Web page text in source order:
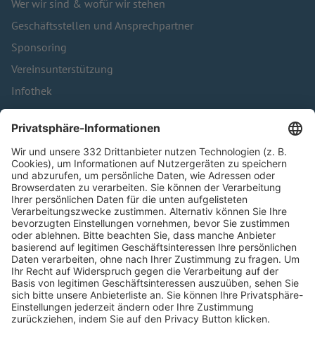
Wer wir sind & wofür wir stehen
Geschäftsstellen und Ansprechpartner
Sponsoring
Vereinsunterstützung
Infothek
Kontakt
HÄUFIG BESUCHTE SEITEN
Pässe und Vereinswechsel
Trainerausbildung
Schulungsangebot Vereinsmitarbeiter
BFV-Geschäftsstellen
Trainerbörse
Login SpielPlus
FOLGE DEM BFV